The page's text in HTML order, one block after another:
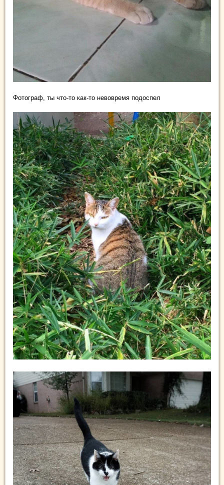
Фотограф, ты что-то как-то невовремя подоспел